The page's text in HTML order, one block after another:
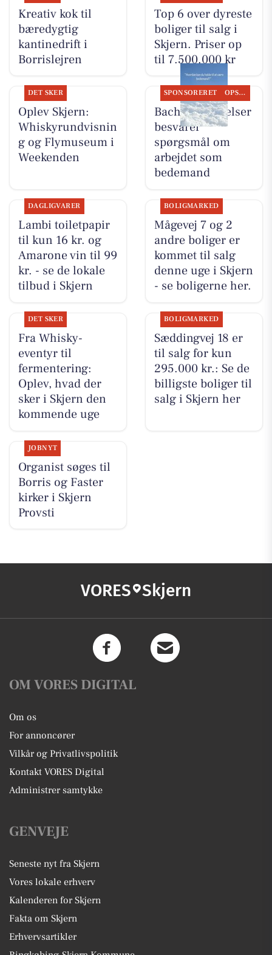
Kreativ kok til
bæredygtig
kantinedrift i
Borrislejren
Top 6 over dyreste
boliger til salg i
Skjern. Priser op
til 7.500.000 kr
DET SKER
Oplev Skjern:
Whiskyrundvisnin
g og Flymuseum i
Weekenden
SPONSORERET OPSLAGSTAVLEN
Bachs Begravelser
besvarer
spørgsmål om
arbejdet som
bedemand
DAGLIGVARER
Lambi toiletpapir
til kun 16 kr. og
Amarone vin til 99
kr. - se de lokale
tilbud i Skjern
BOLIGMARKED
Mågevej 7 og 2
andre boliger er
kommet til salg
denne uge i Skjern
- se boligerne her.
DET SKER
Fra Whisky-
eventyr til
fermentering:
Oplev, hvad der
sker i Skjern den
kommende uge
BOLIGMARKED
Sæddingvej 18 er
til salg for kun
295.000 kr.: Se de
billigste boliger til
salg i Skjern her
JOBNYT
Organist søges til
Borris og Faster
kirker i Skjern
Provsti
VORES Skjern
OM VORES DIGITAL
Om os
For annoncører
Vilkår og Privatlivspolitik
Kontakt VORES Digital
Administrer samtykke
GENVEJE
Seneste nyt fra Skjern
Vores lokale erhverv
Kalenderen for Skjern
Fakta om Skjern
Erhvervsartikler